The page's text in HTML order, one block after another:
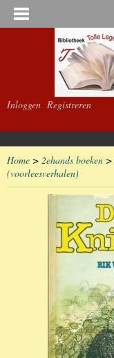
Inloggen Registreren
Home > 2ehands boeken >
(voorleesverhalen)